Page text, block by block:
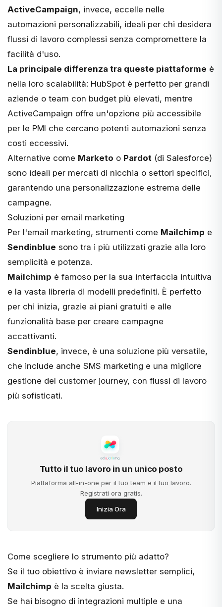
ActiveCampaign, invece, eccelle nelle
automazioni personalizzabili, ideali per chi desidera
flussi di lavoro complessi senza compromettere la
facilità d'uso.
La principale differenza tra queste piattaforme è
nella loro scalabilità: HubSpot è perfetto per grandi
aziende o team con budget più elevati, mentre
ActiveCampaign offre un'opzione più accessibile
per le PMI che cercano potenti automazioni senza
costi eccessivi.
Alternative come Marketo o Pardot (di Salesforce)
sono ideali per mercati di nicchia o settori specifici,
garantendo una personalizzazione estrema delle
campagne.
Soluzioni per email marketing
Per l'email marketing, strumenti come Mailchimp e
Sendinblue sono tra i più utilizzati grazie alla loro
semplicità e potenza.
Mailchimp è famoso per la sua interfaccia intuitiva
e la vasta libreria di modelli predefiniti. È perfetto
per chi inizia, grazie ai piani gratuiti e alle
funzionalità base per creare campagne
accattivanti.
Sendinblue, invece, è una soluzione più versatile,
che include anche SMS marketing e una migliore
gestione del customer journey, con flussi di lavoro
più sofisticati.
Tutto il tuo lavoro in un unico posto
Piattaforma all-in-one per il tuo team e il tuo lavoro.
Registrati ora gratis.
Inizia Ora
Come scegliere lo strumento più adatto?
Se il tuo obiettivo è inviare newsletter semplici,
Mailchimp è la scelta giusta.
Se hai bisogno di integrazioni multiple e una